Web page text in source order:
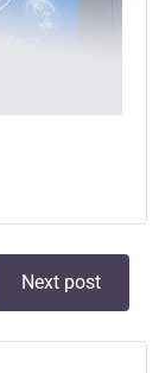
Next post